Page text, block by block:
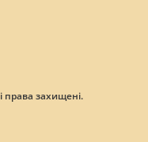
права захищені.